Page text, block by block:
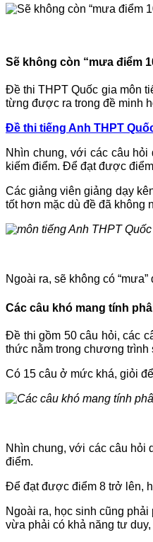
Sẽ không còn “mưa điểm
Đề thi THPT Quốc gia môn
từng được ra trong đề minh
Đề thi tiếng Anh THPT
Nhìn chung, với các câu
kiếm điểm. Để đạt được
Các giảng viên giảng dạy
tốt hơn mặc dù đề đã không
Ngoài ra, sẽ không có
Các câu khó mang tính
Đề thi gồm 50 câu hỏi, các
thức nằm trong chương trình
Có 15 câu ở mức khá, giỏi
Nhìn chung, với các câu hỏi
điểm.
Để đạt được điểm 8 trở lên,
Ngoài ra, học sinh cũng
vừa phải có khả năng tư